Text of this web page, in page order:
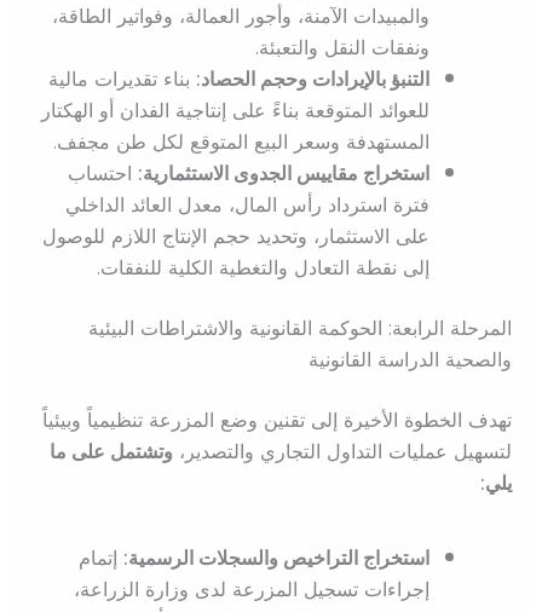
والمبيدات الآمنة، وأجور العمالة، وفواتير الطاقة،
ونفقات النقل والتعبئة.
التنبؤ بالإيرادات وحجم الحصاد:بناء تقديرات مالية
للعوائد المتوقعة بناءً على إنتاجية الفدان أو الهكتار
المستهدفة وسعر البيع المتوقع لكل طن مجفف.
استخراج مقاييس الجدوى الاستثمارية:احتساب
فترة استرداد رأس المال، معدل العائد الداخلي
على الاستثمار، وتحديد حجم الإنتاج اللازم للوصول
إلى نقطة التعادل والتغطية الكلية للنفقات.
المرحلة الرابعة: الحوكمة القانونية والاشتراطات البيئية
والصحية الدراسة القانونية
تهدف الخطوة الأخيرة إلى تقنين وضع المزرعة تنظيمياً وبيئياً
لتسهيل عمليات التداول التجاري والتصدير، وتشتمل على ما
يلي:
استخراج التراخيص والسجلات الرسمية:إتمام
إجراءات تسجيل المزرعة لدى وزارة الزراعة،